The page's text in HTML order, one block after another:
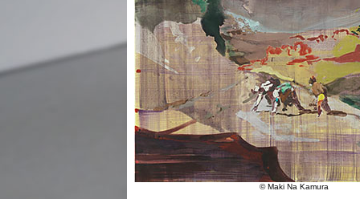
© Maki Na Kamura